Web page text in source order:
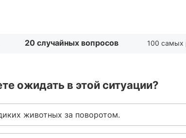
20 случайных вопросов 100 самых
ожидать в этой ситуации?
животных за поворотом.